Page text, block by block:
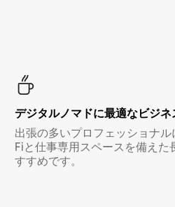
デジタルノマド⁠に最⁠適⁠なビ⁠ジ⁠
出張の多いプロフェッショナ
Fiと仕事専用スペースを備えた
すすめです。